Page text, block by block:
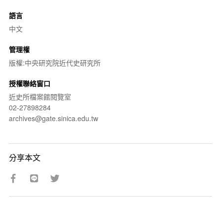
語言
中文
管理權
版權:中央研究院近代史研究所
授權聯絡窗口
近史所檔案館閱覽室
02-27898284
archives@gate.sinica.edu.tw
分享本文